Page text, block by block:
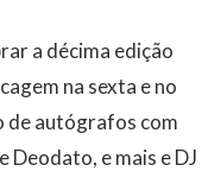
a décima edição
na sexta e no
de autógrafos com
Deodato, e mais e DJ